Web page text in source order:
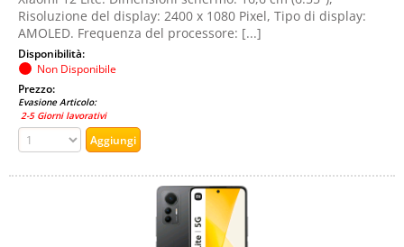
Risoluzione del display: 2400 x 1080 Pixel, Tipo di display:
AMOLED. Frequenza del processore: [...]
Disponibilità:
Non Disponibile
Prezzo:
Evasione Articolo:
2-5 Giorni lavorativi